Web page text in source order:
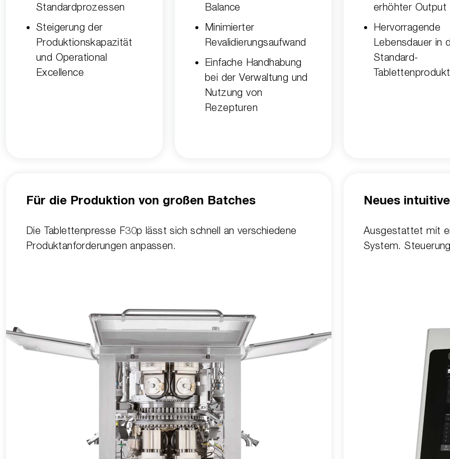
Standard­prozessen
Steigerung der
Produktionskapazität
und Operational
Excellence
Balance
Minimierter
Revalidierungsaufwand
Einfache Handhabung
bei der Verwaltung und
Nutzung von
Rezepturen
erhöhter Output
Hervorragende
Lebensdauer in
Standard-
Für die Produktion von großen Batches
Die Tablettenpresse F30p lässt sich schnell an verschiedene
Produktanforderungen anpassen.
Neues
Ausgestattet mit
System.